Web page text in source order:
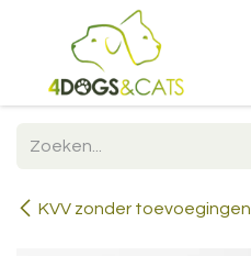
Overslaan naar inhoud
KVV zonder toevoegingen